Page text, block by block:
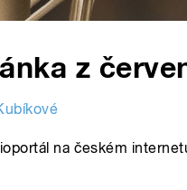
z
na českém